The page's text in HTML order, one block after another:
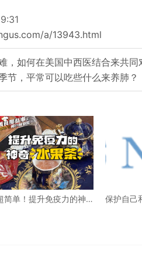
a/13943.html
，如何在美国中西医结合来共同
节，平常可以吃些什么来养肺？
简单！提升免疫力的神
保护⾃⼰